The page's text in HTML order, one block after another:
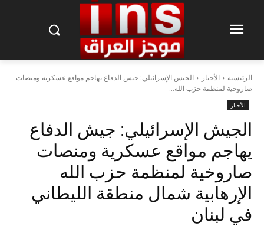
الرئيسية الأخبار
الجيش الإسرائيلي: جيش الدفاع يهاجم مواقع عسكرية ومنصات
صاروخية لمنظمة حزب الله...
الأخبار
الجيش الإسرائيلي: جيش الدفاع
يهاجم مواقع عسكرية ومنصات
صاروخية لمنظمة حزب الله
الإرهابية شمال منطقة الليطاني
في لبنان